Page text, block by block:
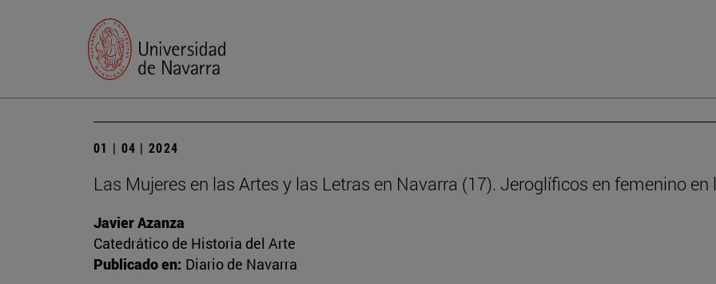
01 | 04 | 2024
Las Mujeres en las Artes y las Letras en Navarra (17). Jeroglíficos en femenino
Javier Azanza
Catedrático de Historia del Arte
Publicado en: Diario de Navarra